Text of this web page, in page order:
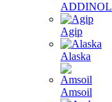
ADDINOL
Agip
Alaska
Amsoil